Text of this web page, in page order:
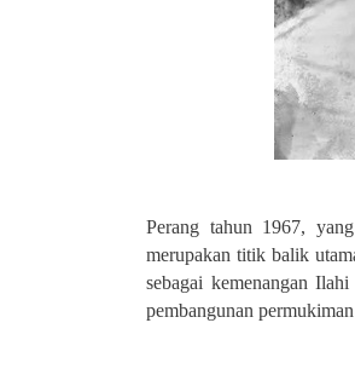
Perang tahun 1967,
merupakan titik balik
sebagai kemenangan
pembangunan